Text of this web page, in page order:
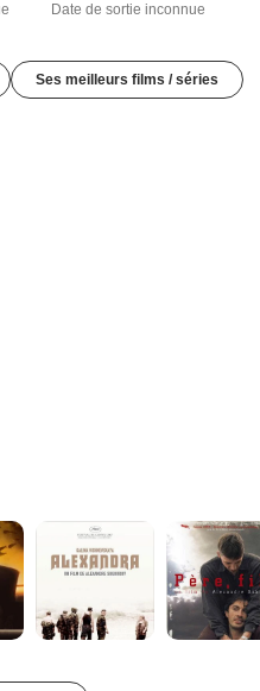
Date de sortie inconnue
Ses meilleurs films / séries